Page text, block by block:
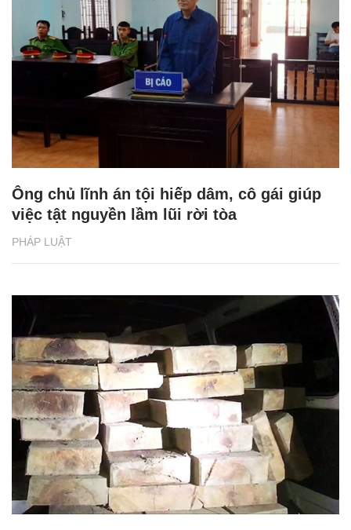
PHÁP LUẬT
Ông chủ lĩnh án tội hiếp dâm, cô gái giúp
việc tật nguyền lầm lũi rời tòa